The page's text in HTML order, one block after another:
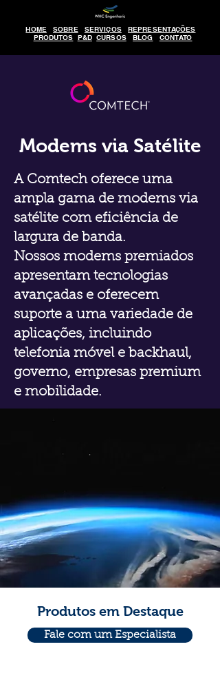
HOME SOBRE SERVIÇOS
REPRESENTAÇÕES
PRODUTOS P&D CURSOS BLOG CONTATO
Modems via Satélite
A Comtech oferece uma
ampla gama de modems via
satélite com eficiência de
largura de banda.
Nossos modems premiados
apresentam tecnologias
avançadas e oferecem
suporte a uma variedade de
aplicações, incluindo
telefonia móvel e backhaul,
governo, empresas premium
e mobilidade.
Produtos em Destaque
Fale com um Especialista